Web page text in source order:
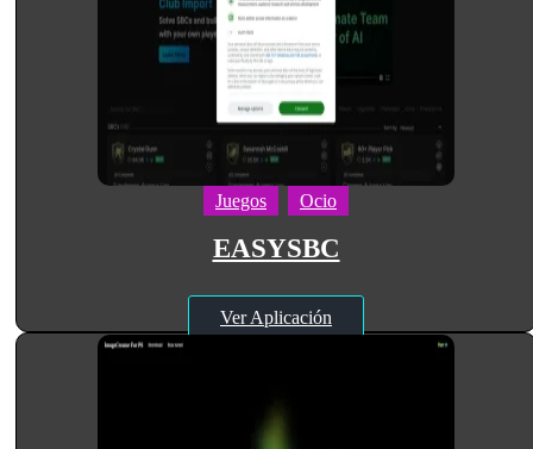
Juegos Ocio
EASYSBC
Ver Aplicación